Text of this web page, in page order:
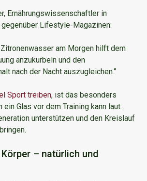
Ernährungswissenschaftler in
gegenüber Lifestyle-Magazinen:
Zitronenwasser am Morgen hilft dem
anzukurbeln und den
nach der Nacht auszugleichen.“
Sport treiben, ist das besonders
ein Glas vor dem Training kann laut
unterstützen und den Kreislauf
– natürlich und